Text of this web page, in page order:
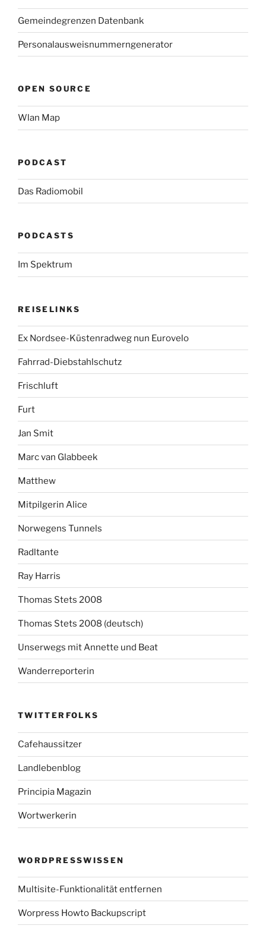
Gemeindegrenzen Datenbank
Personalausweisnummerngenerator
OPEN SOURCE
Wlan Map
PODCAST
Das Radiomobil
PODCASTS
Im Spektrum
REISELINKS
Ex Nordsee-Küstenradweg nun Eurovelo
Fahrrad-Diebstahlschutz
Frischluft
Furt
Jan Smit
Marc van Glabbeek
Matthew
Mitpilgerin Alice
Norwegens Tunnels
Radltante
Ray Harris
Thomas Stets 2008
Thomas Stets 2008 (deutsch)
Unserwegs mit Annette und Beat
Wanderreporterin
TWITTERFOLKS
Cafehaussitzer
Landlebenblog
Principia Magazin
Wortwerkerin
WORDPRESSWISSEN
Multisite-Funktionalität entfernen
Worpress Howto Backupscript